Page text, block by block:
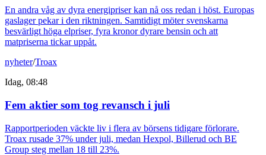
En andra våg av dyra energipriser kan nå oss redan i höst. Europas
gaslager pekar i den riktningen. Samtidigt möter svenskarna
besvärligt höga elpriser, fyra kronor dyrare bensin och att
matpriserna tickar uppåt.
nyheter/Troax
Idag, 08:48
Fem aktier som tog revansch i juli
Rapportperioden väckte liv i flera av börsens tidigare förlorare.
Troax rusade 37% under juli, medan Hexpol, Billerud och BE
Group steg mellan 18 till 23%.